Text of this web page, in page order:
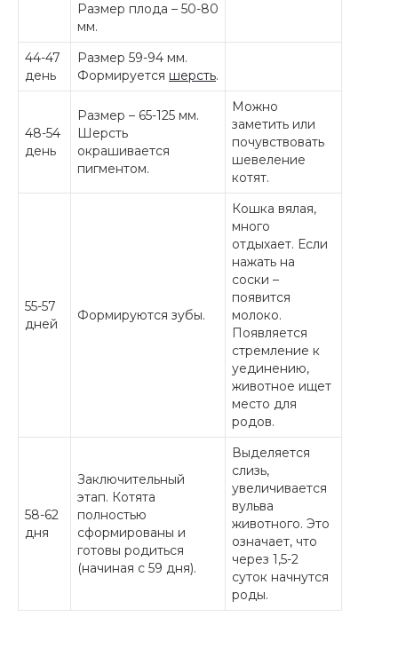
Размер плода – 50-80
мм.
44-47
день
Размер 59-94 мм.
Формируется шерсть.
48-54
день
Размер – 65-125 мм.
Шерсть
окрашивается
пигментом.
Можно
заметить или
почувствовать
шевеление
котят.
55-57
дней
Формируются зубы.
Кошка вялая,
много
отдыхает. Если
нажать на
соски –
появится
молоко.
Появляется
стремление к
уединению,
животное ищет
место для
родов.
58-62
дня
Заключительный
этап. Котята
полностью
сформированы и
готовы родиться
(начиная с 59 дня).
Выделяется
слизь,
увеличивается
вульва
животного. Это
означает, что
через 1,5-2
суток начнутся
роды.